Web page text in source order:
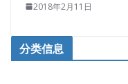
2018年2月11日
分类信息